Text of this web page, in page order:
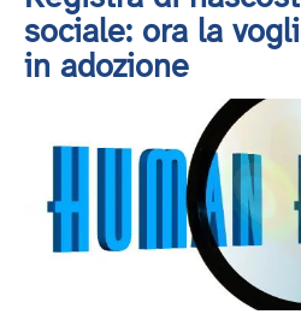
sociale: ora la
in adozione